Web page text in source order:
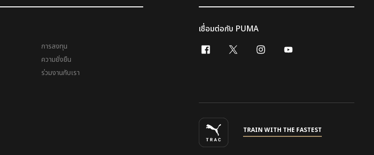
การลงทุน
ความยั่งยืน
ร่วมงานกับเรา
เชื่อมต่อกับ PUMA
facebook
x-twitterinstagram
youtube
TRAIN WITH THE FASTEST